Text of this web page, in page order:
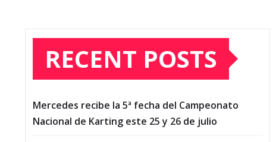
RECENT POSTS
Mercedes recibe la 5ª fecha del Campeonato
Nacional de Karting este 25 y 26 de julio